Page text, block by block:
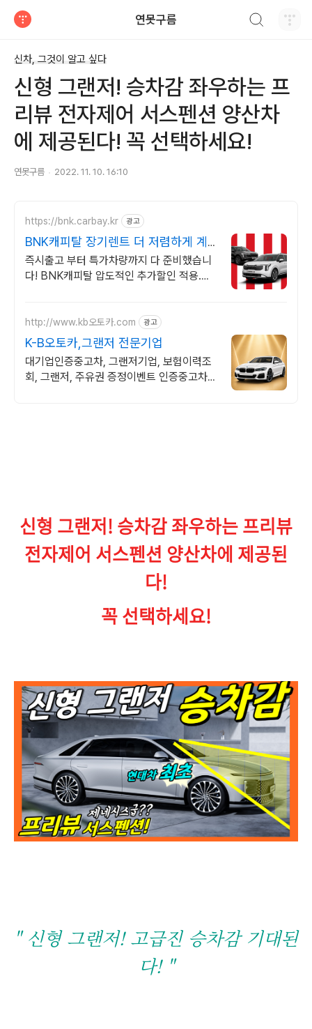
연못구름
신차, 그것이 알고 싶다
신형 그랜저! 승차감 좌우하는 프
리뷰 전자제어 서스펜션 양산차
에 제공된다! 꼭 선택하세요!
연못구름 2022. 11. 10. 16:10
https://bnk.carbay.kr 광고
BNK캐피탈 장기렌트 더 저렴하게 계
약하고
즉시출고 부터 특가차량까지 다 준비했습니
다! BNK캐피탈 압도적인 추가할인 적용.
http://www.kb오토카.com 광고
K-B오토카,그랜저 전문기업
대기업인증중고차, 그랜저기업, 보험이력조
회, 그랜저, 주유권 증정이벤트 인증중고차 7
신형 그랜저! 승차감 좌우하는 프리뷰
전자제어 서스펜션 양산차에 제공된
다!
꼭 선택하세요!
" 신형 그랜저! 고급진 승차감 기대된
다! "